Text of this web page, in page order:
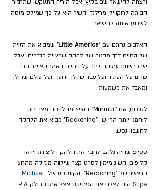
ורצתה להישאר שם בקיץ, אבל הוריה התעקשו שתחזור
הביתה לרוקוויל, מרילנד. השיר הוא על כך שמילס מנסה
לשכנע אותה להישאר.
האלבום נחתם עם "Little America" שמביא את הזוית
של החיים דרך מבטה של להקה שמצויה בדרכים. אבל
יש פרשנות עמוקה יותר על החיים האמריקאיים. הם
שרים על העתיד ועל עבר שהלך ודועך. ועל עולם שהולך
ומאבד את משמעותו.
לסיכום, אם "Murmur" הוציא מהלהקה מצב רוח
לוחמני יותר, הרי ש- "Reckoning" מביא את הלהקה
לחשבון נפש.
סטייפ שהיה נלהב לחבר את הלהקה ליצירת וידאו
קליפים, השיג מימון לסרט קצר שילווה מוזיקה מהחצי
הראשון של "Reckoning". הקונספט של
Michael
Stipe
היה לצלם את הפרויקט אצל אמן הפולק R.A.